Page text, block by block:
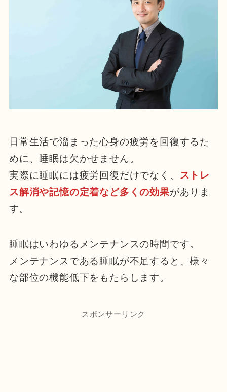
日常生活で溜まった心身の疲労を回復するた
めに、睡眠は欠かせません。
実際に睡眠には疲労回復だけでなく、
ストレ
ス解消や記憶の定着など多くの効果がありま
す。
睡眠はいわゆるメンテナンスの時間です。
メンテナンスである睡眠が不足すると、様々
な部位の機能低下をもたらします。
スポンサーリンク